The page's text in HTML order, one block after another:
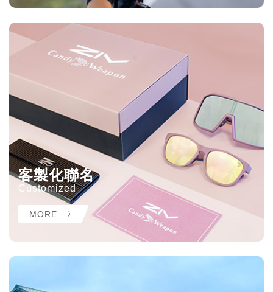
客製化聯名
Customized
MORE